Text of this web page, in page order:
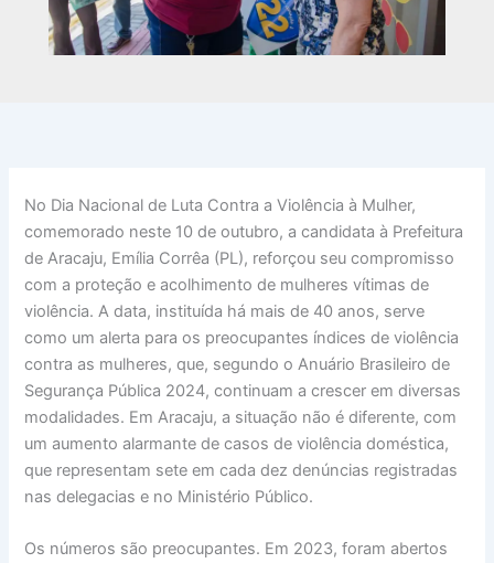
No Dia Nacional de Luta Contra a Violência à Mulher,
comemorado neste 10 de outubro, a candidata à Prefeitura
de Aracaju, Emília Corrêa (PL), reforçou seu compromisso
com a proteção e acolhimento de mulheres vítimas de
violência. A data, instituída há mais de 40 anos, serve
como um alerta para os preocupantes índices de violência
contra as mulheres, que, segundo o Anuário Brasileiro de
Segurança Pública 2024, continuam a crescer em diversas
modalidades. Em Aracaju, a situação não é diferente, com
um aumento alarmante de casos de violência doméstica,
que representam sete em cada dez denúncias registradas
nas delegacias e no Ministério Público.
Os números são preocupantes. Em 2023, foram abertos